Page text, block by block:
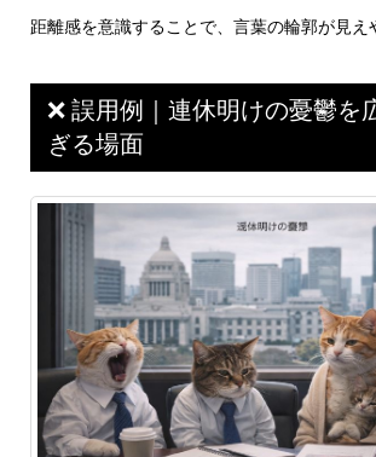
距離感を意識することで、言葉の輪郭が見え
❌ 誤用例｜連休明けの憂鬱を
ぎる場面